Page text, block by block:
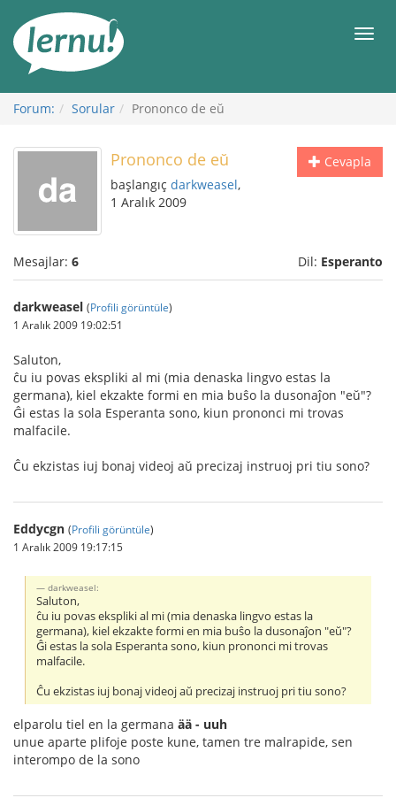
Görüntüleme
Forum: Sorular Prononco de eŭ
Cevapla
Prononco de eŭ
başlangıç darkweasel,
1 Aralık 2009
Mesajlar: 6 Dil: Esperanto
darkweasel (Profili görüntüle)
1 Aralık 2009 19:02:51
Saluton,
ĉu iu povas ekspliki al mi (mia denaska lingvo estas la
germana), kiel ekzakte formi en mia buŝo la dusonaĵon "eŭ"?
Ĝi estas la sola Esperanta sono, kiun prononci mi trovas
malfacile.
Ĉu ekzistas iuj bonaj videoj aŭ precizaj instruoj pri tiu sono?
Eddycgn (Profili görüntüle)
1 Aralık 2009 19:17:15
darkweasel:
Saluton,
ĉu iu povas ekspliki al mi (mia denaska lingvo estas la
germana), kiel ekzakte formi en mia buŝo la dusonaĵon "eŭ"?
Ĝi estas la sola Esperanta sono, kiun prononci mi trovas
malfacile.
Ĉu ekzistas iuj bonaj videoj aŭ precizaj instruoj pri tiu sono?
elparolu tiel en la germana ää - uuh
unue aparte plifoje poste kune, tamen tre malrapide, sen
interompo de la sono